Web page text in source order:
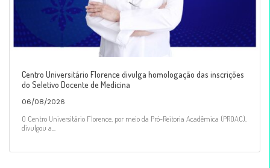
Centro Universitário Florence divulga homologação das inscrições
do Seletivo Docente de Medicina
06/08/2026
O Centro Universitário Florence, por meio da Pró-Reitoria Acadêmica (PROAC),
divulgou a...